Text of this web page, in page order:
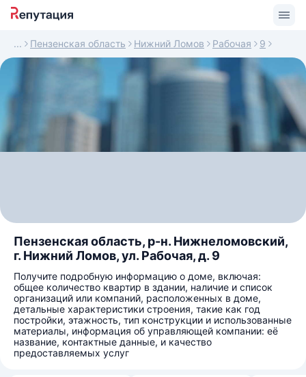
Пензенская область Нижний Ломов Рабочая 9
Пензенская область, р-н. Нижнеломовский,
г. Нижний Ломов, ул. Рабочая, д. 9
Получите подробную информацию о доме, включая:
общее количество квартир в здании, наличие и список
организаций или компаний, расположенных в доме,
детальные характеристики строения, такие как год
постройки, этажность, тип конструкции и использованные
материалы, информация об управляющей компании: её
название, контактные данные, и качество
предоставляемых услуг